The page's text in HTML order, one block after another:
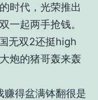
时代，光荣推出
一起两手抢钱。
无双2还挺high
炮的猪哥轰来轰
赚得盆满钵翻很是